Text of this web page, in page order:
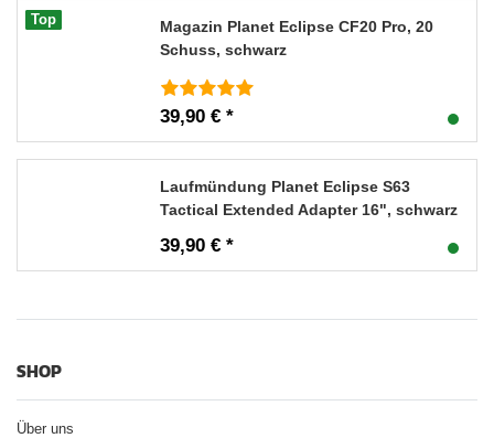
Top
Magazin Planet Eclipse CF20 Pro, 20
Schuss, schwarz
39,90 € *
Laufmündung Planet Eclipse S63
Tactical Extended Adapter 16", schwarz
39,90 € *
SHOP
Über uns